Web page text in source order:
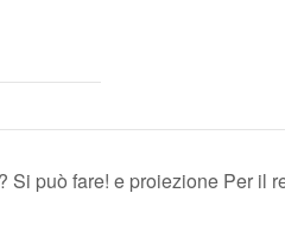
Si può fare! e proiezione Per il